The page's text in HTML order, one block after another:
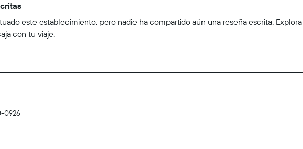
este establecimiento, pero nadie ha compartido aún una reseña escrita.
con tu viaje.
0926